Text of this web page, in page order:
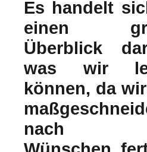
Es handelt
einen
Überblick
was wir
können, da
nach